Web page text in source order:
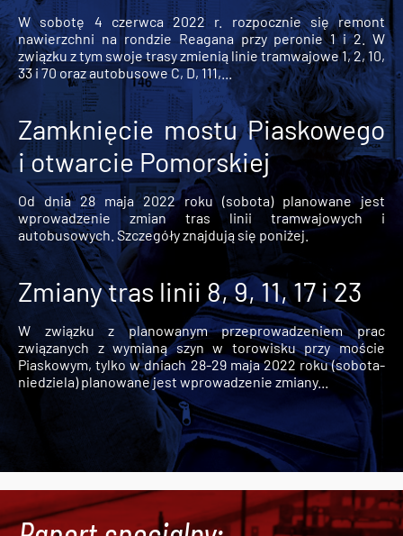
W sobotę 4 czerwca 2022 r. rozpocznie się remont
nawierzchni na rondzie Reagana przy peronie 1 i 2. W
związku z tym swoje trasy zmienią linie tramwajowe 1, 2, 10,
33 i 70 oraz autobusowe C, D, 111,...
Zamknięcie mostu Piaskowego
i otwarcie Pomorskiej
Od dnia 28 maja 2022 roku (sobota) planowane jest
wprowadzenie zmian tras linii tramwajowych i
autobusowych. Szczegóły znajdują się poniżej.
Zmiany tras linii 8, 9, 11, 17 i 23
W związku z planowanym przeprowadzeniem prac
związanych z wymianą szyn w torowisku przy moście
Piaskowym, tylko w dniach 28-29 maja 2022 roku (sobota-
niedziela) planowane jest wprowadzenie zmiany...